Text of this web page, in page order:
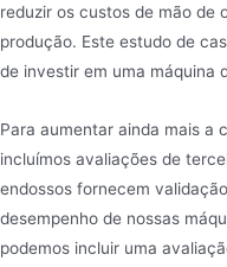
reduzir os custos de mão de
produção. Este estudo de
de investir em uma máquina
Para aumentar ainda mais a
incluímos avaliações de
endossos fornecem
desempenho de nossas
podemos incluir uma